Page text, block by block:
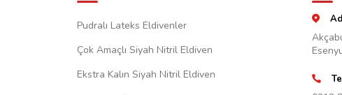
Pudralı Lateks Eldivenler
Çok Amaçlı Siyah Nitril Eldiven
Ekstra Kalın Siyah Nitril Eldiven